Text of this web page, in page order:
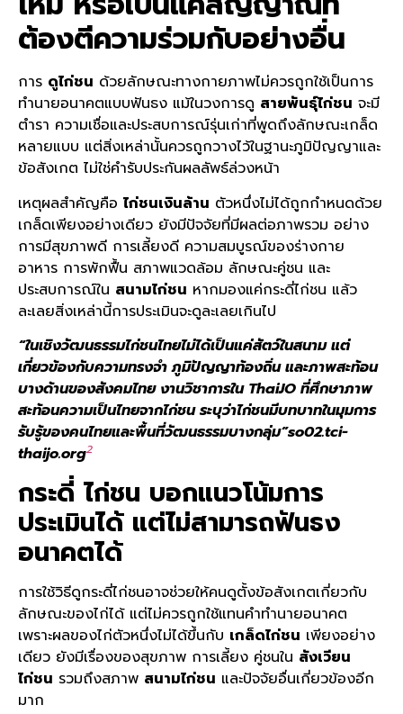
ต้องตีความร่วมกับอย่างอื่น
การ ดูไก่ชน ด้วยลักษณะทางกายภาพไม่ควรถูกใช้เป็นการ
ทำนายอนาคตแบบฟันธง แม้ในวงการดู สายพันธุ์ไก่ชน จะมี
ตำรา ความเชื่อและประสบการณ์รุ่นเก่าที่พูดถึงลักษณะเกล็ด
หลายแบบ แต่สิ่งเหล่านั้นควรถูกวางไว้ในฐานะภูมิปัญญาและ
ข้อสังเกต ไม่ใช่คำรับประกันผลลัพธ์ล่วงหน้า
เหตุผลสำคัญคือ ไก่ชนเงินล้าน ตัวหนึ่งไม่ได้ถูกกำหนดด้วย
เกล็ดเพียงอย่างเดียว ยังมีปัจจัยที่มีผลต่อภาพรวม อย่าง
การมีสุขภาพดี การเลี้ยงดี ความสมบูรณ์ของร่างกาย
อาหาร การพักฟื้น สภาพแวดล้อม ลักษณะคู่ชน และ
ประสบการณ์ใน สนามไก่ชน หากมองแค่กระดี่ไก่ชน แล้ว
ละเลยสิ่งเหล่านี้การประเมินจะดูละเลยเกินไป
“ในเชิงวัฒนธรรมไก่ชนไทยไม่ได้เป็นแค่สัตว์ในสนาม แต่
เกี่ยวข้องกับความทรงจำ ภูมิปัญญาท้องถิ่น และภาพสะท้อน
บางด้านของสังคมไทย งานวิชาการใน ThaiJO ที่ศึกษาภาพ
สะท้อนความเป็นไทยจากไก่ชน ระบุว่าไก่ชนมีบทบาทในมุมการ
รับรู้ของคนไทยและพื้นที่วัฒนธรรมบางกลุ่ม”so02.tci-
thaijo.org2
กระดี่ ไก่ชน บอกแนวโน้มการ
ประเมินได้ แต่ไม่สามารถฟันธง
อนาคตได้
การใช้วิธีดูกระดี่ไก่ชนอาจช่วยให้คนดูตั้งข้อสังเกตเกี่ยวกับ
ลักษณะของไก่ได้ แต่ไม่ควรถูกใช้แทนคำทำนายอนาคต
เพราะผลของไก่ตัวหนึ่งไม่ได้ขึ้นกับ เกล็ดไก่ชน เพียงอย่าง
เดียว ยังมีเรื่องของสุขภาพ การเลี้ยง คู่ชนใน สังเวียน
ไก่ชน รวมถึงสภาพ สนามไก่ชน และปัจจัยอื่นเกี่ยวข้องอีก
มาก